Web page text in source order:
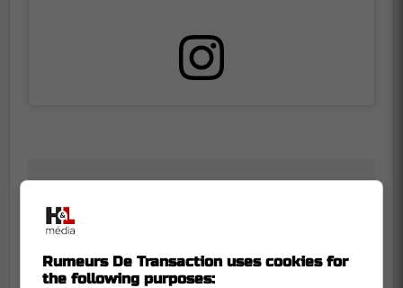
Rumeurs De Transaction uses cookies for
the following purposes: